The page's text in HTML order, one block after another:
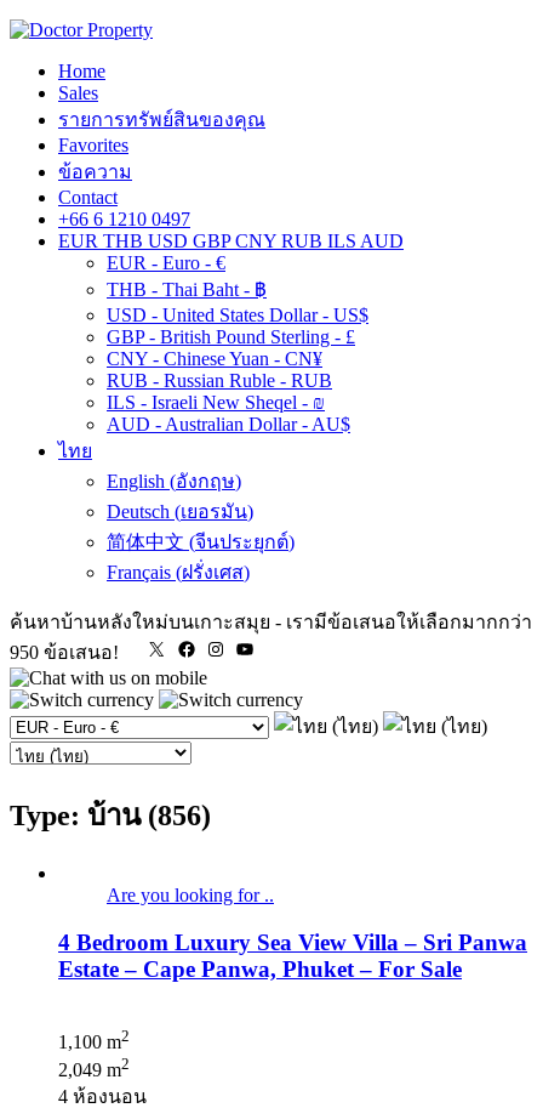
Home
Sales
รายการทรัพย์สินของคุณ
Favorites
ข้อความ
Contact
+66 6 1210 0497
EUR THB USD GBP CNY RUB ILS AUD
EUR - Euro - €
THB - Thai Baht - ฿
USD - United States Dollar - US$
GBP - British Pound Sterling - £
CNY - Chinese Yuan - CN¥
RUB - Russian Ruble - RUB
ILS - Israeli New Sheqel - ₪
AUD - Australian Dollar - AU$
ไทย
English (อังกฤษ)
Deutsch (เยอรมัน)
简体中文 (จีนประยุกต์)
Français (ฝรั่งเศส)
ค้นหาบ้านหลังใหม่บนเกาะสมุย - เรามีข้อเสนอให้เลือกมากกว่า
950 ข้อเสนอ!
X FacebookInstagram
Type: บ้าน (856)
Are you looking for ..
4 Bedroom Luxury Sea View Villa – Sri Panwa
Estate – Cape Panwa, Phuket – For Sale
1,100 m2
2,049 m2
4 ห้องนอน